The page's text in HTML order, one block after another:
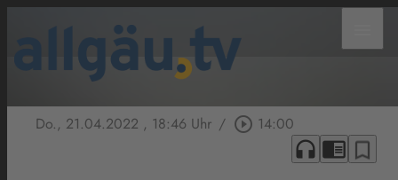
Do., 21.04.2022 , 18:46 Uhr / play_circle_outline 14:00
headphones chrome_reader_mode bookmark_border